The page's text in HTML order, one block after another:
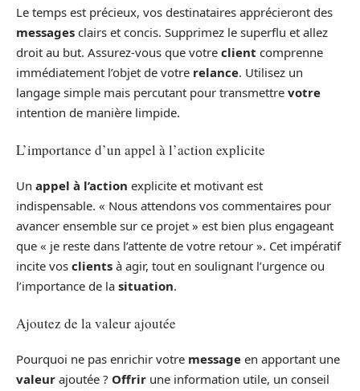
Le temps est précieux, vos destinataires apprécieront des
messages clairs et concis. Supprimez le superflu et allez
droit au but. Assurez-vous que votre client comprenne
immédiatement l’objet de votre relance. Utilisez un
langage simple mais percutant pour transmettre votre
intention de manière limpide.
L’importance d’un appel à l’action explicite
Un appel à l’action explicite et motivant est
indispensable. « Nous attendons vos commentaires pour
avancer ensemble sur ce projet » est bien plus engageant
que « je reste dans l’attente de votre retour ». Cet impératif
incite vos clients à agir, tout en soulignant l’urgence ou
l’importance de la situation.
Ajoutez de la valeur ajoutée
Pourquoi ne pas enrichir votre message en apportant une
valeur ajoutée ? Offrir une information utile, un conseil